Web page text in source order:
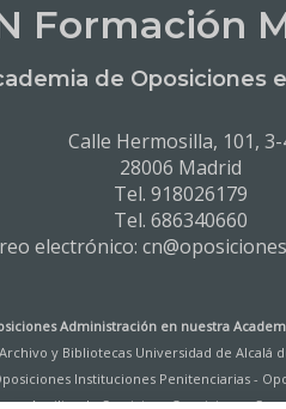
Formación
de Oposiciones
Calle Hermosilla, 101,
28006 Madrid
Tel. 918026179
Tel. 686340660
electrónico:
Administración en nuestra
y Bibliotecas Universidad de Alcalá
Instituciones Penitenciarias -
Auxiliar de Servicios-Oposiciones